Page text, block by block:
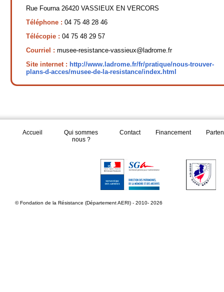
Rue Fourna 26420 VASSIEUX EN VERCORS
Téléphone : 04 75 48 28 46
Télécopie : 04 75 48 29 57
Courriel : musee-resistance-vassieux@ladrome.fr
Site internet : http://www.ladrome.fr/fr/pratique/nous-trouver-
plans-d-acces/musee-de-la-resistance/index.html
Accueil
Qui sommes
nous ?
Contact Financement
© Fondation de la Résistance (Département AERI) - 2010- 2026